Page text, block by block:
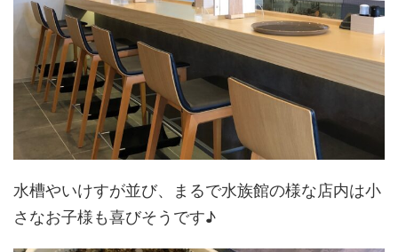
水槽やいけすが並び、まるで水族館の様な店内は小
さなお子様も喜びそうです♪